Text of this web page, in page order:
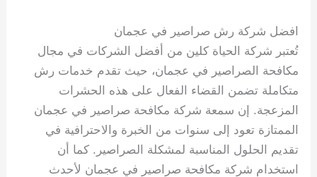
افضل شركة رش صراصير في عجمان
تُعتبر شركة الحياة كلين من أفضل الشركات في مجال
مكافحة الصراصير في عجمان، حيث تقدم خدمات رش
متكاملة تضمن القضاء الفعال على هذه الحشرات
المزعجة. إن سمعة شركة مكافحة صراصير في عجمان
الممتازة تعود إلى سنوات من الخبرة والاحترافية في
تقديم الحلول المناسبة لمشكلة الصراصير. كما أن
استخدام شركة مكافحة صراصير في عجمان لأحدث